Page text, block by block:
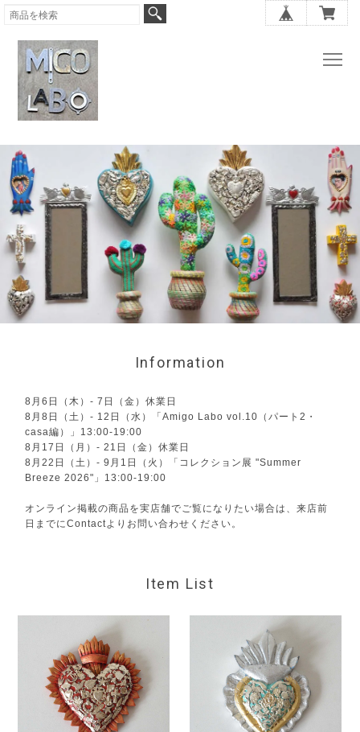
Information
8月6日（木）- 7日（金）休業日
8月8日（土）- 12日（水）「Amigo Labo vol.10（パート2・
casa編）」13:00-19:00
8月17日（月）- 21日（金）休業日
8月22日（土）- 9月1日（火）「コレクション展 "Summer
Breeze 2026"」13:00-19:00
オンライン掲載の商品を実店舗でご覧になりたい場合は、来店前
日までにContactよりお問い合わせください。
Item List